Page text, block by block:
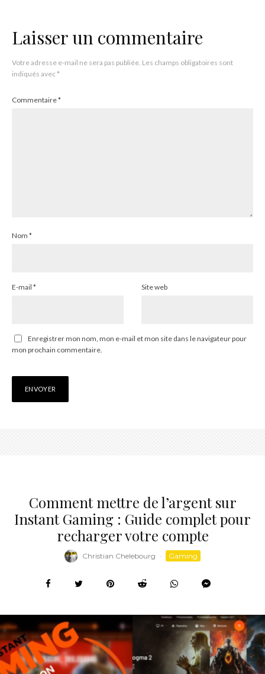
Laisser un commentaire
Votre adresse e-mail ne sera pas publiée. Les champs obligatoires sont
indiqués avec*
Commentaire*
Nom *
E-mail * Site web
Enregistrer mon nom, mon e-mail et mon site dans le navigateur pour
mon prochain commentaire.
Comment mettre de l’argent sur
Instant Gaming : Guide complet pour
recharger votre compte
Christian Chelebourg · Gaming